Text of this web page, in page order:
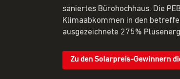
saniertes Bürohochhaus. Die
Klimaabkommen in den
ausgezeichnete 275%
Zu den Solarpreis-Gewinnern